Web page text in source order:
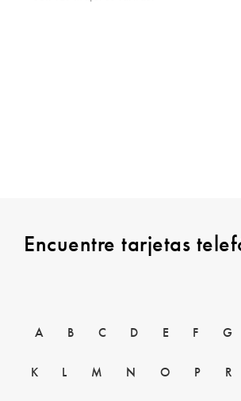
Encuentre tarjetas
A B C D E F G
K L M N O P R